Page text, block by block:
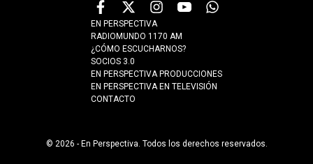
EN PERSPECTIVA
RADIOMUNDO 1170 AM
¿CÓMO ESCUCHARNOS?
SOCIOS 3.0
EN PERSPECTIVA PRODUCCIONES
EN PERSPECTIVA EN TELEVISIÓN
CONTACTO
© 2026 - En Perspectiva. Todos los derechos reservados.